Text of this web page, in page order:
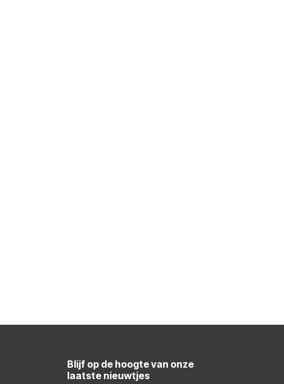
Blijf op de hoogte van onze
laatste nieuwtjes